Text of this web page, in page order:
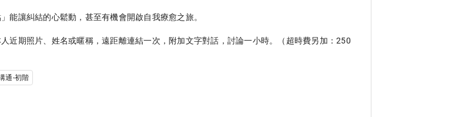
」能讓糾結的心鬆動，甚至有機會開啟自我療愈之旅。
近期照片、姓名或暱稱，遠距離連結一次，附加文字對話，討論一小時。（超時費另加：250
通-初階